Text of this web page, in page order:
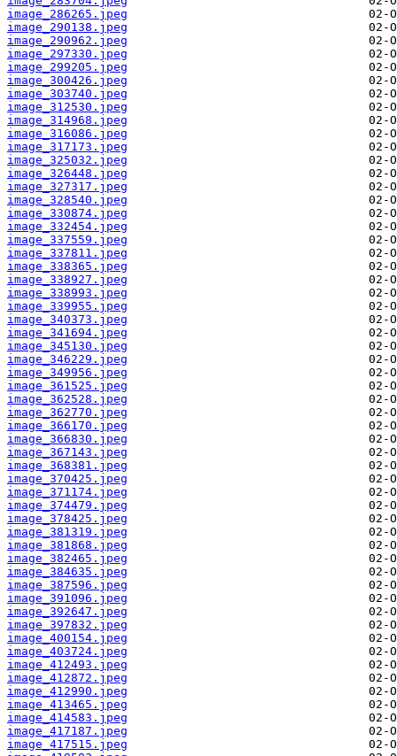
image_286265.jpeg
image_290138.jpeg
image_290962.jpeg
image_297330.jpeg
image_299205.jpeg
image_300426.jpeg
image_303740.jpeg
image_312530.jpeg
image_314968.jpeg
image_316086.jpeg
image_317173.jpeg
image_325032.jpeg
image_326448.jpeg
image_327317.jpeg
image_328540.jpeg
image_330874.jpeg
image_332454.jpeg
image_337559.jpeg
image_337811.jpeg
image_338365.jpeg
image_338927.jpeg
image_338993.jpeg
image_339955.jpeg
image_340373.jpeg
image_341694.jpeg
image_345130.jpeg
image_346229.jpeg
image_349956.jpeg
image_361525.jpeg
image_362528.jpeg
image_362770.jpeg
image_366170.jpeg
image_366830.jpeg
image_367143.jpeg
image_368381.jpeg
image_370425.jpeg
image_371174.jpeg
image_374479.jpeg
image_378425.jpeg
image_381319.jpeg
image_381868.jpeg
image_382465.jpeg
image_384635.jpeg
image_387596.jpeg
image_391096.jpeg
image_392647.jpeg
image_397832.jpeg
image_400154.jpeg
image_403724.jpeg
image_412493.jpeg
image_412872.jpeg
image_412990.jpeg
image_413465.jpeg
image_414583.jpeg
image_417187.jpeg
image_417515.jpeg